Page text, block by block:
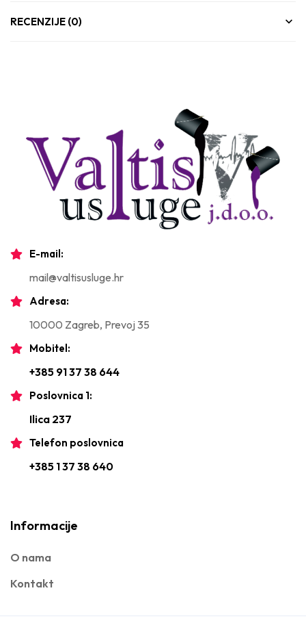
RECENZIJE (0)
E-mail:
mail@valtisusluge.hr
Adresa:
10000 Zagreb, Prevoj 35
Mobitel:
+385 91 37 38 644
Poslovnica 1:
Ilica 237
Telefon poslovnica
+385 1 37 38 640
Informacije
O nama
Kontakt